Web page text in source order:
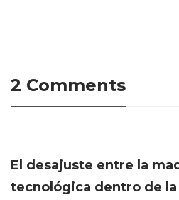
2 Comments
El desajuste entre la
tecnológica dentro de la